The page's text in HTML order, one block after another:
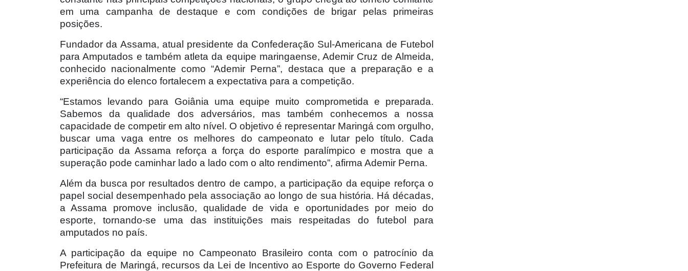
em uma campanha de destaque e com condições de brigar pelas primeiras
posições.
Fundador da Assama, atual presidente da Confederação Sul-Americana de Futebol
para Amputados e também atleta da equipe maringaense, Ademir Cruz de Almeida,
conhecido nacionalmente como “Ademir Perna”, destaca que a preparação e a
experiência do elenco fortalecem a expectativa para a competição.
“Estamos levando para Goiânia uma equipe muito comprometida e preparada.
Sabemos da qualidade dos adversários, mas também conhecemos a nossa
capacidade de competir em alto nível. O objetivo é representar Maringá com orgulho,
buscar uma vaga entre os melhores do campeonato e lutar pelo título. Cada
participação da Assama reforça a força do esporte paralímpico e mostra que a
superação pode caminhar lado a lado com o alto rendimento”, afirma Ademir Perna.
Além da busca por resultados dentro de campo, a participação da equipe reforça o
papel social desempenhado pela associação ao longo de sua história. Há décadas,
a Assama promove inclusão, qualidade de vida e oportunidades por meio do
esporte, tornando-se uma das instituições mais respeitadas do futebol para
amputados no país.
A participação da equipe no Campeonato Brasileiro conta com o patrocínio da
Prefeitura de Maringá, recursos da Lei de Incentivo ao Esporte do Governo Federal